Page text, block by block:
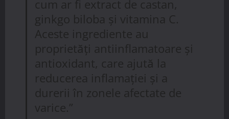
cum ar fi extract de castan,
ginkgo biloba și vitamina C.
Aceste ingrediente au
proprietăți antiinflamatoare și
antioxidant, care ajută la
reducerea inflamației și a
durerii în zonele afectate de
varice.”